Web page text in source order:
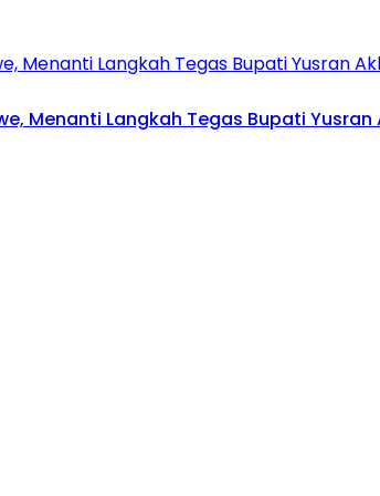
Menanti Langkah Tegas Bupati Yusran